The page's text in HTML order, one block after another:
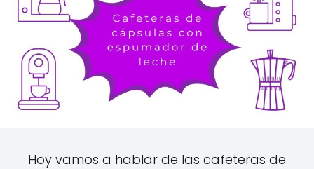
Hoy vamos a hablar de las cafeteras de